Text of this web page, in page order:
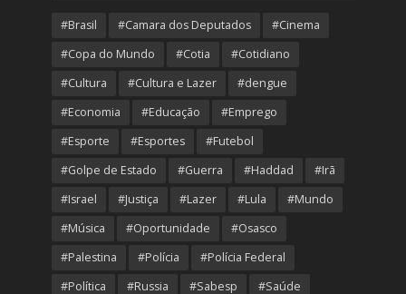
#Brasil #Camara dos Deputados
#Cinema
#Copa do Mundo
#Cotia
#Cotidiano
#Cultura
#Cultura e Lazer
#dengue
#Economia
#Educação
#Emprego
#Esporte
#Esportes
#Futebol
#Golpe de Estado
#Guerra #Haddad
#Irã
#Israel
#Justiça #Lazer #Lula
#Mundo
#Música
#Oportunidade
#Osasco
#Palestina
#Polícia
#Polícia Federal
#Política
#Russia #Sabesp
#Saúde